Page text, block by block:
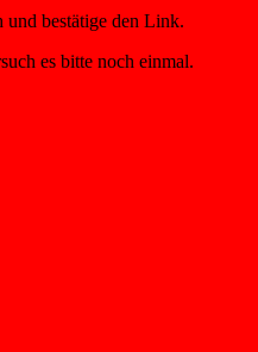
und bestätige den Link.
es bitte noch einmal.